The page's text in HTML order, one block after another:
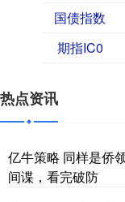
国债指数
期指IC0
热点资讯
亿牛策略 同样是侨
间谍，看完破防